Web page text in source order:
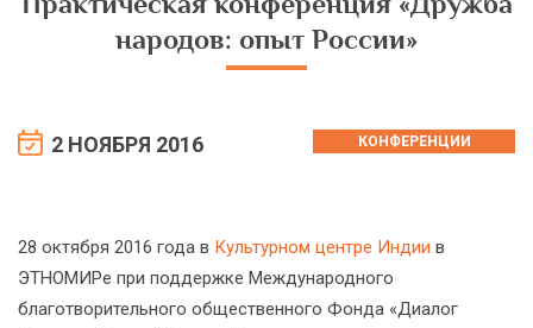
народов: опыт России»
2 НОЯБРЯ 2016 КОНФЕРЕНЦИИ
28 октября 2016 года в Культурном центре Индии в
ЭТНОМИРе при поддержке Международного
благотворительного общественного Фонда «Диалог